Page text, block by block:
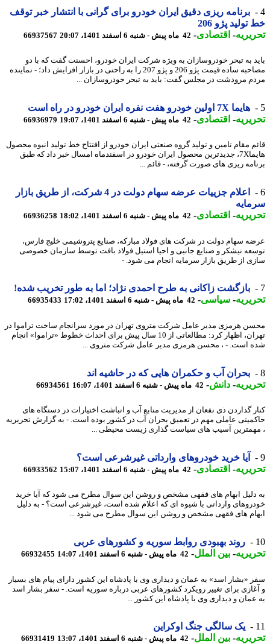
برنامه ریزی دقیق ایران خودرو برای گرانی با انتشار خبر توقف
پژو 206
- اقتصادی-42 ماه پیش - شنبه 6 اسفند 1401، 20:07 66937567
به تبحر خودروسازان به ویژه شرکت ایران خودرو، احسنت گفت که با دو
مصاحبه ساده قیمت پژو 206 و پژو 207 را به راحتی در بازار افزایش داد؛ - نماینده
مرودشت در مجلس گفت: باید به تبحر خودروسازان ...
هایما 7X اولین خودرو هفت نفره ایران خودرو در راه است
- اقتصادی-42 ماه پیش - شنبه 6 اسفند 1401، 19:07 66936979
مقام تامین و تولید گروه صنعتی ایران خودرو از افتتاح خط تولید انبوه محصول
هایما7X، جدیدترین محصول ایران خودرو در اسفندماه امسال خبر داد که طبق
ریزی های صورت گرفته، - قائم ...
اعلام جزییات عرضه سهام دولت در 4 شرکت، از طریق بازار
- اقتصادی-42 ماه پیش - شنبه 6 اسفند 1401، 18:02 66936258
سهام دولت در شرکت های فولاد مبارکه، صنایع پتروشیمی خلیج فارس،
نیشکر و صنایع جانبی و احیا استیل فولاد بافت توسط سازمان خصوصی
از طریق بازار سرمایه انجام می شود. -
بازگشت زاکانی به طرح احمدی نژاد؛ اما به طور تخریب شده!
- سیاسی-42 ماه پیش - شنبه 6 اسفند 1401، 17:02 66935433
هرمزی مدیر عامل شرکت متروی تهران در مورد سرانجام ساخت تراموا در
تهران، اظهار کرد: مطالعاتی از 10 سال پیش برای احداث خطوط «تراموا» انجام
است. - ، محسن هرمزی مدیر عامل شرکت متروی ...
بحران آب و حکمران هایی که در حاشیه اند
- دانش -42 ماه پیش - شنبه 6 اسفند 1401، 16:07 66934561
گذاردن ذی نفعان از مدیریت منابع آب و انباشت اختیارات در دستگاه های
عاملی مهم در تعمیق بحران آب در کشور بوده است. - به گزارش تحریریه
آسیب های سیاست گذاری زیست محیطی ...
آیا خرید خودروهای وارداتی غیرشرعی است؟
- اقتصادی-42 ماه پیش - شنبه 6 اسفند 1401، 15:07 66933562
ابهام های فقهی مشخص و روشن این سوال مطرح می شود که آیا خرید
وارداتی با شیوه ای که اعلام شده است، غیرشرعی است؟ - به دلیل
های فقهی مشخص و روشن این سوال مطرح می شود ...
روند بهبودی روابط سوریه و کشورهای عربی
- بین الملل-42 ماه پیش - شنبه 6 اسفند 1401، 14:07 66932455
«بشار اسد» به عمان و دیداری وی با پادشاه این کشور دارای پیام های بسیار
برای تغییر رویکرد کشورهای عربی درباره سوریه است. - سفر بشار اسد
و دیداری وی با پادشاه این کشور ...
یک سالگی جنگ اوکراین
- بین الملل-42 ماه پیش - شنبه 6 اسفند 1401، 13:07 66931419